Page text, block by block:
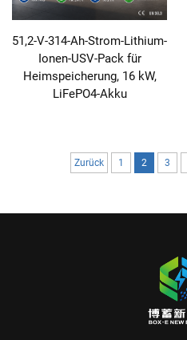
51,2-V-314-Ah-Strom-Lithium-
Ionen-USV-Pack für
Heimspeicherung, 16 kW,
LiFePO4-Akku
Zurück 1 2 3